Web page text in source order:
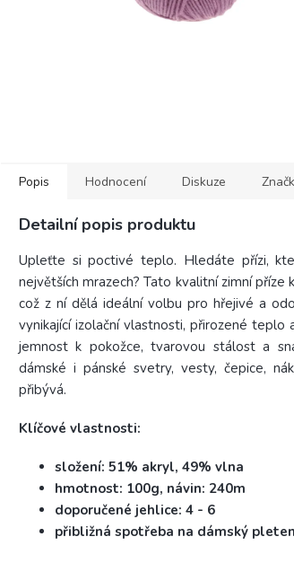
Popis Hodnocení Diskuze
Detailní popis produktu
Upleťte si poctivé teplo. Hledáte přízi,
největších mrazech? Tato kvalitní zimní
což z ní dělá ideální volbu pro hřejivé a
vynikající izolační vlastnosti, přirozené teplo
jemnost k pokožce, tvarovou stálost a
dámské i pánské svetry, vesty, čepice,
přibývá.
Klíčové vlastnosti:
složení: 51% akryl, 49% vlna
hmotnost: 100g, návin: 240m
doporučené jehlice: 4 - 6
přibližná spotřeba na dámský